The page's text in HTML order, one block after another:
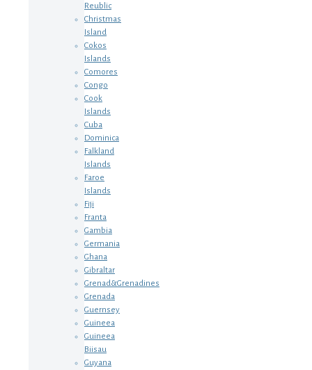
Reublic
Christmas
Island
Cokos
Islands
Comores
Congo
Cook
Islands
Cuba
Dominica
Falkland
Islands
Faroe
Islands
Fiji
Franta
Gambia
Germania
Ghana
Gibraltar
Grenad&Grenadines
Grenada
Guernsey
Guineea
Guineea
Biisau
Guyana